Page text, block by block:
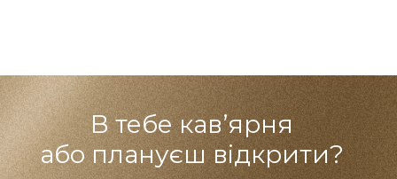
В тебе кав’ярня
або плануєш відкрити?